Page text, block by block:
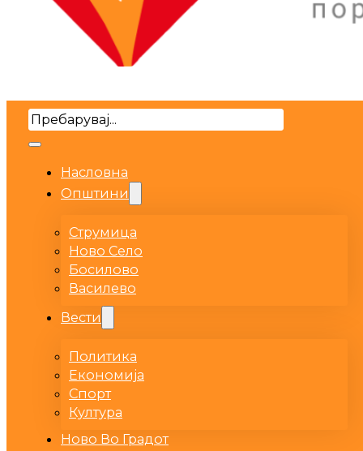
Search
Насловна
Општини
Струмица
Ново Село
Босилово
Василево
Вести
Политика
Економија
Спорт
Култура
Ново Во Градот